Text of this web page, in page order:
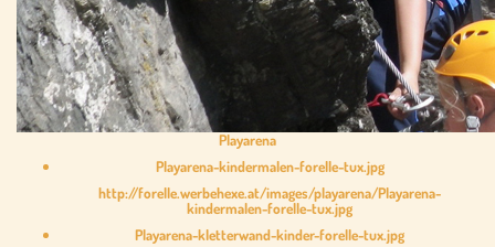
Playarena
Playarena-kindermalen-forelle-tux.jpg
http://forelle.werbehexe.at/images/playarena/Playarena-
kindermalen-forelle-tux.jpg
Playarena-kletterwand-kinder-forelle-tux.jpg